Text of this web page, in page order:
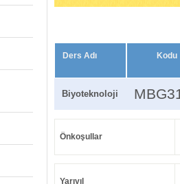
Ders Adı Kodu
Biyoteknoloji
Önkoşullar
Yarıyıl